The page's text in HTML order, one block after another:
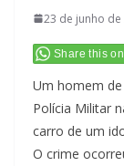
23 de junho de
Share this
Um homem
Polícia Militar
carro de um
O crime